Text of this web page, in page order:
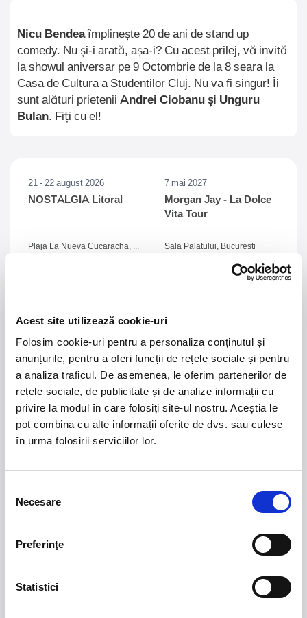
Acest site utilizează cookie-uri
Folosim cookie-uri pentru a personaliza conținutul și
anunțurile, pentru a oferi funcții de rețele sociale și pentru
a analiza traficul. De asemenea, le oferim partenerilor de
rețele sociale, de publicitate și de analize informații cu
privire la modul în care folosiți site-ul nostru. Aceștia le
pot combina cu alte informații oferite de dvs. sau culese
în urma folosirii serviciilor lor.
consimțământului
Necesare
Preferinţe
Statistici
Nicu Bendeaîmplinește 20 de ani de stand up
comedy. Nu și-i arată, așa-i? Cu acest prilej, vă invită
la showul aniversar pe 9 Octombrie de la 8 seara la
Casa de Cultura a Studentilor Cluj. Nu va fi singur! Îi
sunt alături prietenii Andrei Ciobanu și Unguru
Bulan. Fiți cu el!
21 - 22 august 2026
NOSTALGIA Litoral
7 mai 2027
Morgan Jay - La Dolce
Vita Tour
Sala Palatului, Bucuresti
Domeniul Stirbey Voda, Buftea
CLASSIC
Trends
1. Blackbriar - A Thousand Little Deaths Tour-
Blackbriar ajunge la București pe 27 septembrie,
pentru un concert la Quantic. Turneul promovează
cel mai nou album al formației, A Thousand Little
Deaths, un material ce explorează teme precum
2. 50 YEARS OF BONEY M
Pe 15 decembrie, la
originală a celebrului grup Boney M., revine în fața
publicului din România într-un spectacol aniversar
internațional.